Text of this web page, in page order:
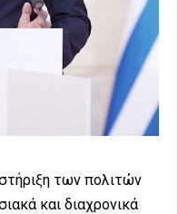
των πολιτών
και διαχρονικά